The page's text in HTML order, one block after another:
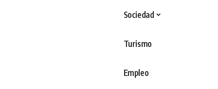
Sociedad
Turismo
Empleo